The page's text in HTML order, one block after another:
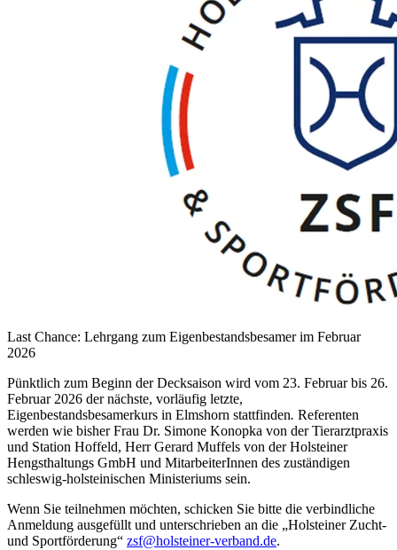
Last Chance: Lehrgang zum Eigenbestandsbesamer im Februar
2026
Pünktlich zum Beginn der Decksaison wird vom 23. Februar bis 26.
Februar 2026 der nächste, vorläufig letzte,
Eigenbestandsbesamerkurs in Elmshorn stattfinden. Referenten
werden wie bisher Frau Dr. Simone Konopka von der Tierarztpraxis
und Station Hoffeld, Herr Gerard Muffels von der Holsteiner
Hengsthaltungs GmbH und MitarbeiterInnen des zuständigen
schleswig-holsteinischen Ministeriums sein.
Wenn Sie teilnehmen möchten, schicken Sie bitte die verbindliche
Anmeldung ausgefüllt und unterschrieben an die „Holsteiner Zucht-
und Sportförderung“ zsf@holsteiner-verband.de.